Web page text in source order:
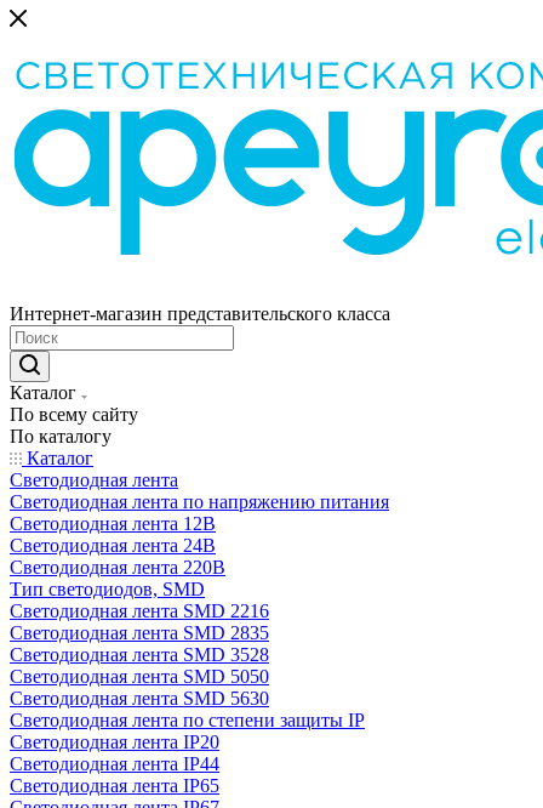
Интернет-магазин представительского класса
Каталог
По всему сайту
По каталогу
Каталог
Светодиодная лента
Светодиодная лента по напряжению питания
Светодиодная лента 12В
Светодиодная лента 24В
Светодиодная лента 220В
Тип светодиодов, SMD
Cветодиодная лента SMD 2216
Светодиодная лента SMD 2835
Светодиодная лента SMD 3528
Светодиодная лента SMD 5050
Светодиодная лента SMD 5630
Светодиодная лента по степени защиты IP
Светодиодная лента IP20
Светодиодная лента IP44
Светодиодная лента IP65